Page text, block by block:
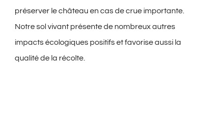
préserver le château en cas de crue importante.
Notre sol vivant présente de nombreux autres
impacts écologiques positifs et favorise aussi la
qualité de la récolte.